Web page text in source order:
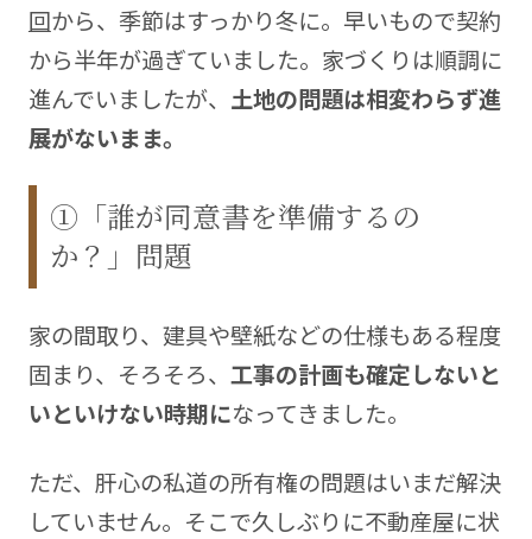
自由度も高く、すべてを建築業者に任せるより安く
つくれるけれど、手間と時間がかかる「分離発注」
と自分たちでできることはするという「ハーフセル
フビルド」で、憧れの北欧風ハウスが完成しまし
ちょっと他とは違った家づくりのストーリーをこの
連載で綴っていきます。
回から、季節はすっかり冬に。早いもので契約
から半年が過ぎていました。家づくりは順調に
進んでいましたが、 土地の問題は相変わらず進
展がないまま。
①「誰が同意書を準備するの
か？」問題
家の間取り、建具や壁紙などの仕様もある程度
固まり、そろそろ、 工事の計画も確定しないと
いといけない時期になってきました。
ただ、肝心の私道の所有権の問題はいまだ解決
していません。そこで久しぶりに不動産屋に状